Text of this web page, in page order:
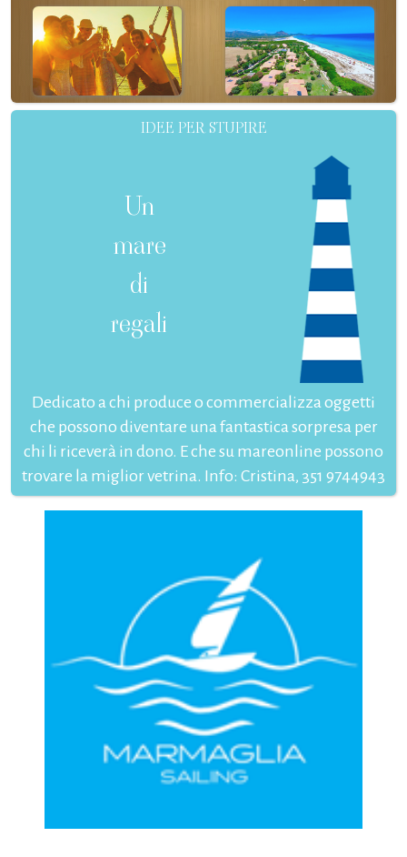
IDEE PER STUPIRE
Un
mare
di
regali
Dedicato a chi produce o commercializza oggetti
che possono diventare una fantastica sorpresa per
chi li riceverà in dono. E che su mareonline possono
trovare la miglior vetrina. Info: Cristina, 351 9744943